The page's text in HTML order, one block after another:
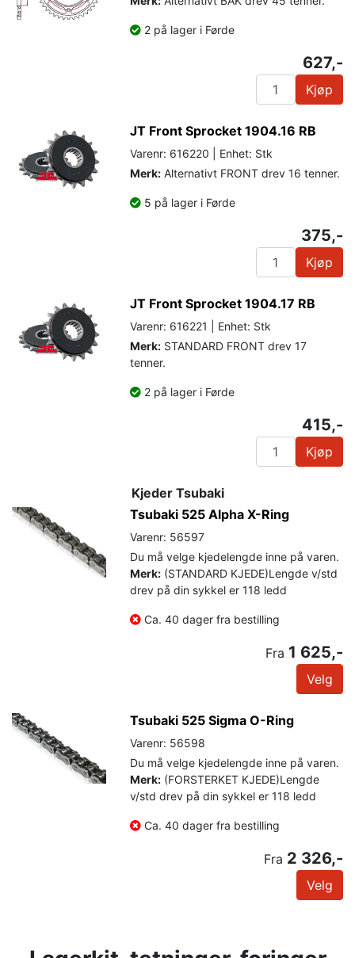
2 på lager i Førde
627,-
Kjøp
JT Front Sprocket 1904.16 RB
Varenr: 616220 | Enhet: Stk
Merk: Alternativt FRONT drev 16 tenner.
5 på lager i Førde
375,-
Kjøp
JT Front Sprocket 1904.17 RB
Varenr: 616221 | Enhet: Stk
Merk: STANDARD FRONT drev 17
tenner.
2 på lager i Førde
415,-
Kjøp
Kjeder Tsubaki
Tsubaki 525 Alpha X-Ring
Varenr: 56597
Du må velge kjedelengde inne på varen.
Merk: (STANDARD KJEDE)Lengde v/std
drev på din sykkel er 118 ledd
Ca. 40 dager fra bestilling
Fra 1 625,-
Velg
Tsubaki 525 Sigma O-Ring
Varenr: 56598
Du må velge kjedelengde inne på varen.
Merk: (FORSTERKET KJEDE)Lengde
v/std drev på din sykkel er 118 ledd
Ca. 40 dager fra bestilling
Fra 2 326,-
Velg